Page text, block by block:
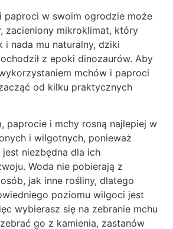
paproci w swoim ogrodzie może
zacieniony mikroklimat, który
i nada mu naturalny, dziki
z epoki dinozaurów. Aby
mchów i paproci
od kilku praktycznych
paprocie i mchy rosną najlepiej w
i wilgotnych, ponieważ
niezbędna dla ich
Woda nie pobierają z
jak inne rośliny, dlatego
poziomu wilgoci jest
wybierasz się na zebranie mchu
go z kamienia, zastanów